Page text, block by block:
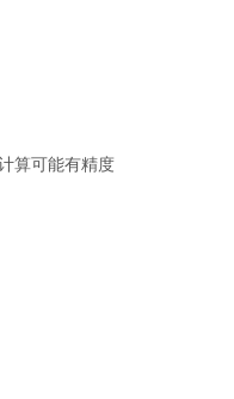
算可能有精度